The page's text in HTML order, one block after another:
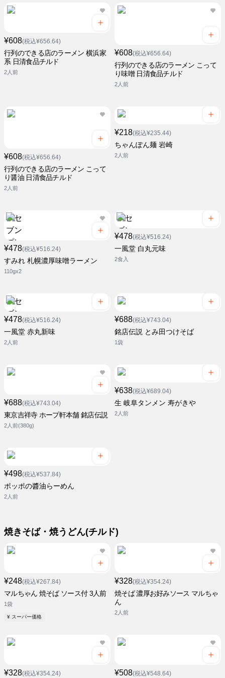
¥608(税込¥656.64)
行列のできる店のラーメン 横浜家
系 日清食品チルド
2人前
¥608(税込¥656.64)
行列のできる店のラーメン こって
り味噌 日清食品チルド
2人前
¥608(税込¥656.64)
行列のできる店のラーメン こって
り醤油 日清食品チルド
2人前
¥218(税込¥235.44)
ちゃんぽん麺 岩崎
2人前
¥478(税込¥516.24)
すみれ 札幌濃厚味噌ラーメン
110gx2
¥478(税込¥516.24)
一風堂 白丸元味
2食入
¥478(税込¥516.24)
一風堂 赤丸新味
2人前
¥688(税込¥743.04)
銘店伝説 とみ田つけそば
1袋
¥688(税込¥743.04)
東京吉祥寺 ホープ軒本舗 銘店伝説
2人前(380g)
¥638(税込¥689.04)
生 岐阜タンメン 寿がきや
2人前
¥498(税込¥537.84)
ポッポの醬油らーめん
2人前
焼きそば・焼うどん(チルド)
¥248(税込¥267.84)
マルちゃん 焼そば ソース付 3人前
1袋
¥ スーパー価格
¥328(税込¥354.24)
焼そば 濃厚お好みソース マルちゃ
ん
2人前
¥328(税込¥354.24) ¥508(税込¥548.64)